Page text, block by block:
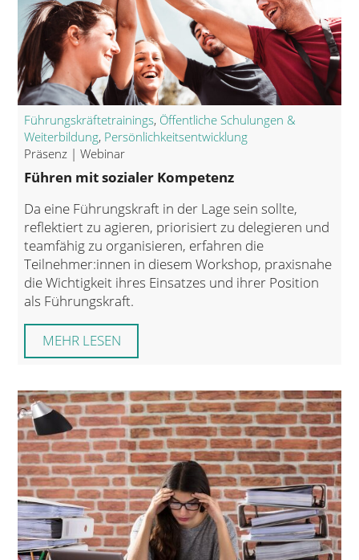
Führungskräftetrainings, Öffentliche Schulungen &
Weiterbildung, Persönlichkeitsentwicklung
Präsenz | Webinar
Führen mit sozialer Kompetenz
Da eine Führungskraft in der Lage sein sollte,
reflektiert zu agieren, priorisiert zu delegieren und
teamfähig zu organisieren, erfahren die
Teilnehmer:innen in diesem Workshop, praxisnahe
die Wichtigkeit ihres Einsatzes und ihrer Position
als Führungskraft.
MEHR LESEN